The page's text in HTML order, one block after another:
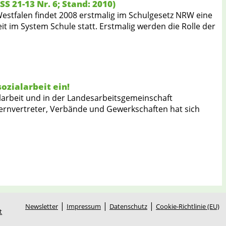
21-13 Nr. 6; Stand: 2010)
findet 2008 erstmalig im Schulgesetz NRW eine
System Schule statt. Erstmalig werden die Rolle der
ein!
und in der Landesarbeitsgemeinschaft
Verbände und Gewerkschaften hat sich
Newsletter | Impressum | Datenschutz | Cookie-Richtlinie (EU)